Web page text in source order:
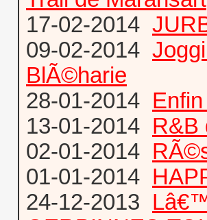
17-02-2014
09-02-2014
BlÃ©harie
28-01-2014
13-01-2014 R&B
02-01-2014
01-01-2014
24-12-2013